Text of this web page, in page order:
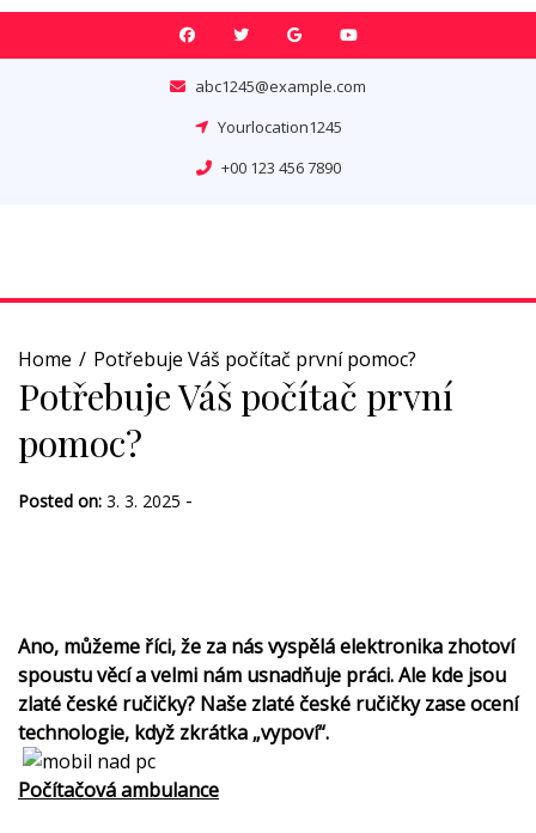
Skip
abc1245@example.com
Yourlocation1245
+00 123 456 7890
Home Potřebuje Váš počítač první pomoc?
Potřebuje Váš počítač první
pomoc?
Posted on: 3. 3. 2025 -
Ano, můžeme říci, že za nás vyspělá elektronika zhotoví
spoustu věcí a velmi nám usnadňuje práci. Ale kde jsou
zlaté české ručičky? Naše zlaté české ručičky zase ocení
technologie, když zkrátka „vypoví“.
Počítačová ambulance